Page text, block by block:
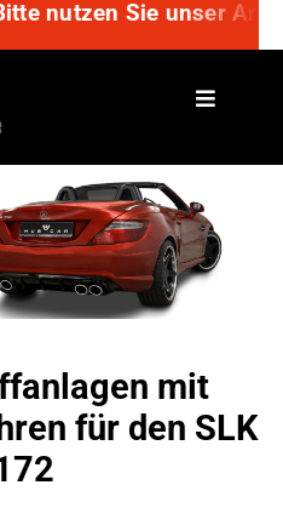
Sie unser
mit
für den SLK